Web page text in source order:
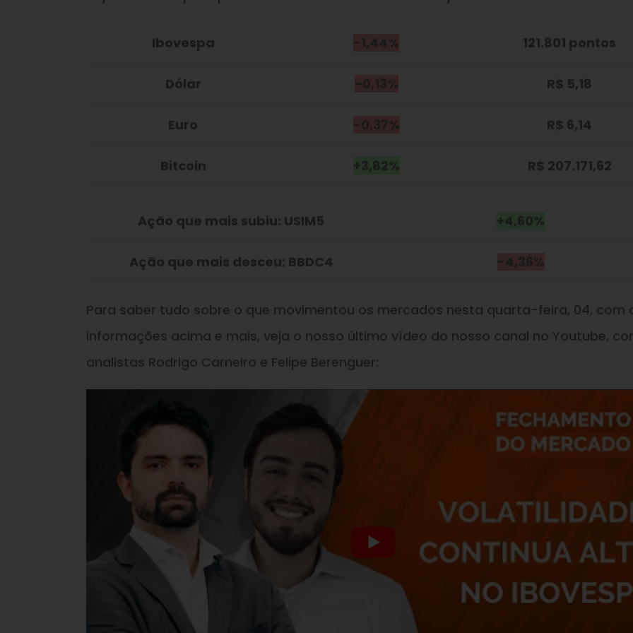
Ibovespa -1,44% 121.801 pontos
Dólar -0,13% R$ 5,18
Euro -0,37% R$ 6,14
Bitcoin +3,82% R$ 207.171,62
Ação que mais subiu: USIM5 +4,60%
Ação que mais desceu: BBDC4 -4,36%
Para saber tudo sobre o que movimentou os mercados nesta quarta-feira, 04, com
informações acima e mais, veja o nosso último vídeo do nosso canal no Youtube,
analistas Rodrigo Carneiro e Felipe Berenguer: